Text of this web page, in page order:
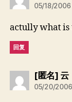
05/18/
actully what is
回复
[匿名] 云
05/20/